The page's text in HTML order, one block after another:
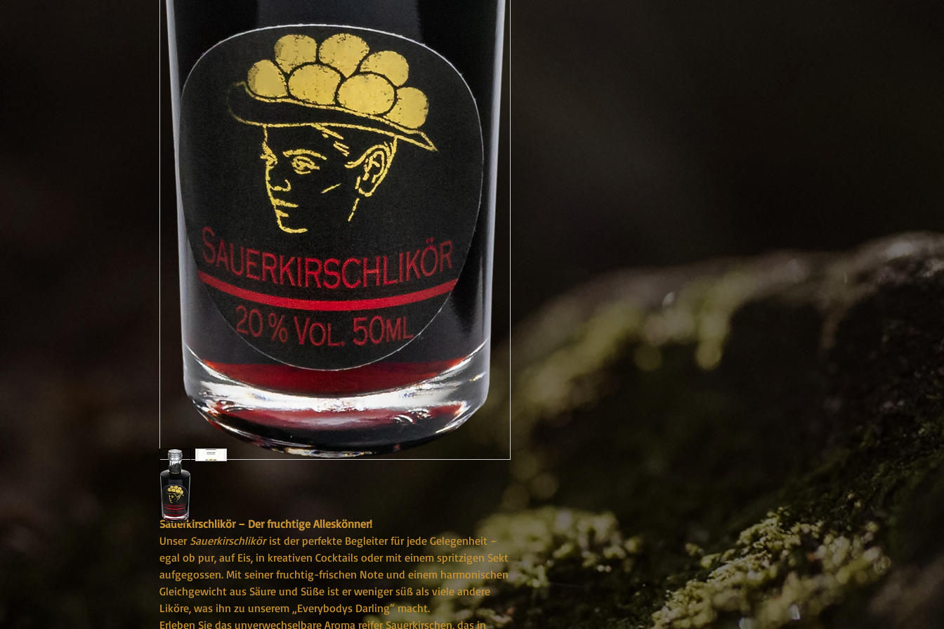
Sauerkirschlikör – Der fruchtige Alleskönner!
Unser Sauerkirschlikörist der perfekte Begleiter für jede Gelegenheit –
egal ob pur, auf Eis, in kreativen Cocktails oder mit einem spritzigen Sekt
aufgegossen. Mit seiner fruchtig-frischen Note und einem harmonischen
Gleichgewicht aus Säure und Süße ist er weniger süß als viele andere
Liköre, was ihn zu unserem „Everybodys Darling“ macht.
Erleben Sie das unverwechselbare Aroma reifer Sauerkirschen, das in